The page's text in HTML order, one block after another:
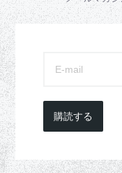
購読する